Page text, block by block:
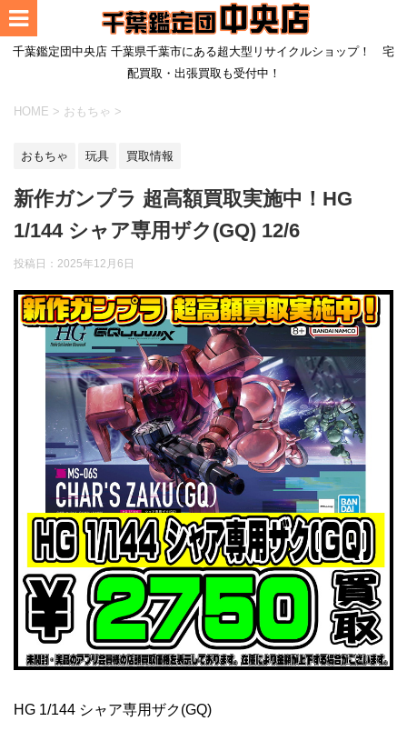
千葉鑑定団中央店 千葉県千葉市にある超大型リサイクルショップ！ 宅
配買取・出張買取も受付中！
HOME > おもちゃ >
おもちゃ 玩具 買取情報
新作ガンプラ 超高額買取実施中！HG
1/144 シャア専用ザク(GQ) 12/6
投稿日： 2025年12月6日
HG 1/144 シャア専用ザク(GQ)